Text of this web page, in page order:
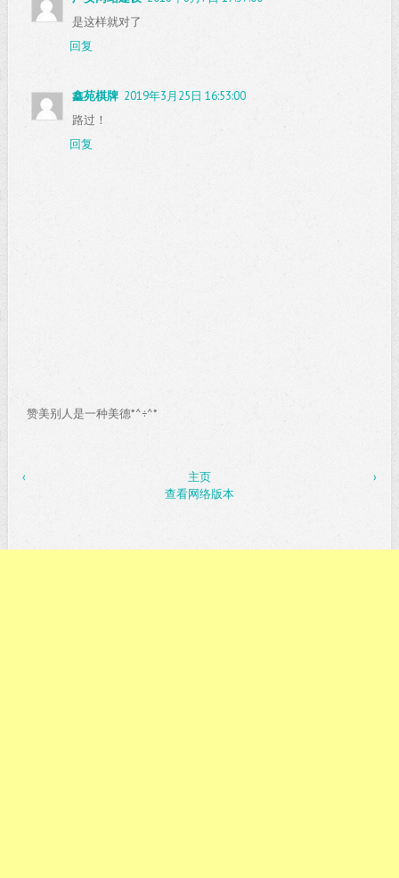
是这样就对了
回复
鑫苑棋牌 2019年3月25日 16:53:00
路过！
回复
赞美别人是一种美德*^÷^*
‹ ›
主页
查看网络版本